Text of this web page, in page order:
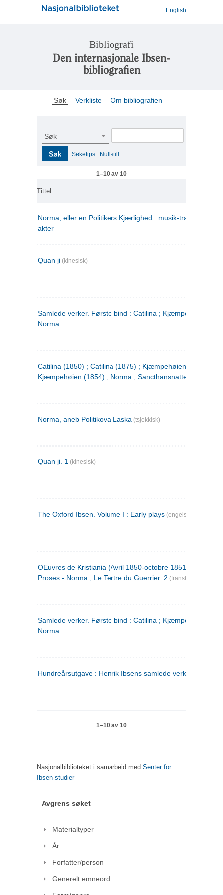
English
Bibliografi
Den internasjonale Ibsen-
bibliografien
Søk Verkliste Om bibliografien
Søk
Søk Søketips Nullstill
1–10 av 10
Tittel
Norma, eller en Politikers Kjærlighed : musik-tragedie i tre
akter
Quan ji (kinesisk)
Samlede verker. Første bind : Catilina ; Kjæmpehøien ;
Norma
Catilina (1850) ; Catilina (1875) ; Kjæmpehøien (1850) ;
Kjæmpehøien (1854) ; Norma ; Sancthansnatten
Norma, aneb Politikova Laska (tsjekkisk)
Quan ji. 1 (kinesisk)
The Oxford Ibsen. Volume I : Early plays (engelsk)
OEuvres de Kristiania (Avril 1850-octobre 1851) : Poèmes
Proses - Norma ; Le Tertre du Guerrier. 2 (fransk)
Samlede verker. Første bind : Catilina ; Kjæmpehøien ;
Norma
Hundreårsutgave : Henrik Ibsens samlede verker. 1
1–10 av 10
Nasjonalbiblioteket i samarbeid med Senter for
Ibsen-studier
Avgrens søket
Materialtyper
År
Forfatter/person
Generelt emneord